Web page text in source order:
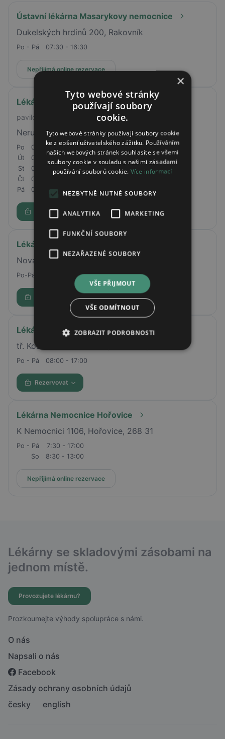
Ústavní lékárna Masarykovy nemocnice
Dukelských hrdinů 200, Rakovník
Po - Pá 07:30 - 16:30
Nepřijímá online rezervace
Lékárna Nemocnice Šumperk
pavilon R
Nerudova 640/41, 787 01 Šumperk
Po
07:30 - 16:00
Út
07:30 - 16:00
St
07:30 - 16:00
Čt
07:30 - 16:00
Pá
07:30 - 16:00
Rezervovat
Lékárna nemocnice Na Pleši
Nová Ves pod Pleší 110, 262 04
Po-Pá 7:30 - 14:00
Lékárna AVE
tř. Kosmonautů 1086/29, Olomouc, 77900
Po - Pá 08:00 - 17:00
Rezervovat
Lékárna Nemocnice Hořovice
K Nemocnici 1106, Hořovice, 268 31
Po - Pá
7:30 - 17:00
So
8:30 - 13:00
Nepřijímá online rezervace
Lékárny se skladovými zásobami na
jednom místě.
Provozujete lékárnu?
Prozkoumejte výhody spolupráce s námi.
O nás
Napsali o nás
Facebook
Zásady ochrany osobních údajů
česky
english
×
Tyto webové stránky
používají soubory
cookie.
Tyto webové stránky používají soubory cookie
ke zlepšení uživatelského zážitku. Používáním
našich webových stránek souhlasíte se všemi
soubory cookie v souladu s našimi zásadami
používání souborů cookie. Více informací
NEZBYTNĚ NUTNÉ SOUBORY
ANALYTIKA MARKETING
FUNKČNÍ SOUBORY
NEZAŘAZENÉ SOUBORY
VŠE PŘIJMOUT
VŠE ODMÍTNOUT
ZOBRAZIT PODROBNOSTI